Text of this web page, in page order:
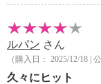
ルパン さん
（購入日： 2025/12/18 |
久々にヒット